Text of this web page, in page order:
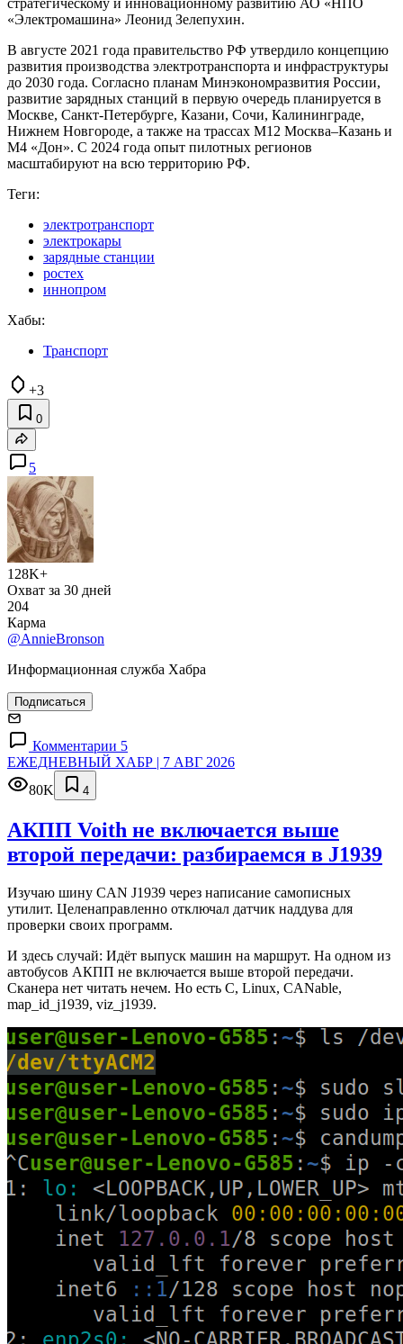
«Электромашина» Леонид Зелепухин.
В августе 2021 года правительство РФ утвердило концепцию
развития производства электротранспорта и инфраструктуры
до 2030 года. Согласно планам Минэкономразвития России,
развитие зарядных станций в первую очередь планируется в
Москве, Санкт-Петербурге, Казани, Сочи, Калининграде,
Нижнем Новгороде, а также на трассах М12 Москва–Казань и
М4 «Дон». С 2024 года опыт пилотных регионов
масштабируют на всю территорию РФ.
Теги:
электротранспорт
электрокары
зарядные станции
ростех
иннопром
Хабы:
Транспорт
+3
0
5
128K+
Охват за 30 дней
204
Карма
@AnnieBronson
Информационная служба Хабра
Подписаться
Комментарии 5
ЕЖЕДНЕВНЫЙ ХАБР | 7 АВГ 2026
80K
4
АКПП Voith не включается выше
второй передачи: разбираемся в J1939
Изучаю шину CAN J1939 через написание самописных
утилит. Целенаправленно отключал датчик наддува для
проверки своих программ.
И здесь случай: Идёт выпуск машин на маршрут. На одном из
автобусов АКПП не включается выше второй передачи.
Сканера нет читать нечем. Но есть C, Linux, CANable,
map_id_j1939, viz_j1939.